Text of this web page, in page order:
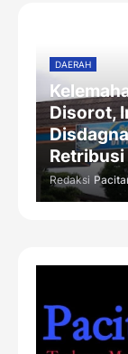
DAERAH
Disorot,
Retribusi
Redaksi